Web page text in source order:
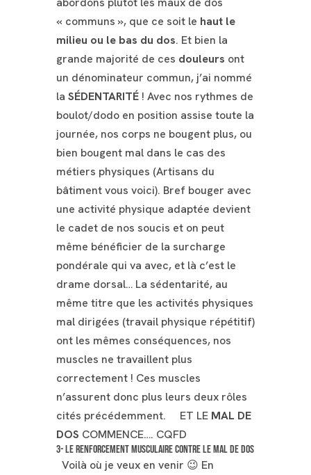
« communs », que ce soit le haut le
milieu ou le bas du dos. Et bien la
grande majorité de ces douleurs ont
un dénominateur commun, j’ai nommé
la SÉDENTARITÉ! Avec nos rythmes de
boulot/dodo en position assise toute la
journée, nos corps ne bougent plus, ou
bien bougent mal dans le cas des
métiers physiques (Artisans du
bâtiment vous voici). Bref bouger avec
une activité physique adaptée devient
le cadet de nos soucis et on peut
même bénéficier de la surcharge
pondérale qui va avec, et là c’est le
drame dorsal… La sédentarité, au
même titre que les activités physiques
mal dirigées (travail physique répétitif)
ont les mêmes conséquences, nos
muscles ne travaillent plus
correctement ! Ces muscles
n’assurent donc plus leurs deux rôles
cités précédemment. ET LE MAL DE
DOS COMMENCE…. CQFD
3- Le renforcement musculaire contre le mal de dos
Voilà où je veux en venir 😉 En